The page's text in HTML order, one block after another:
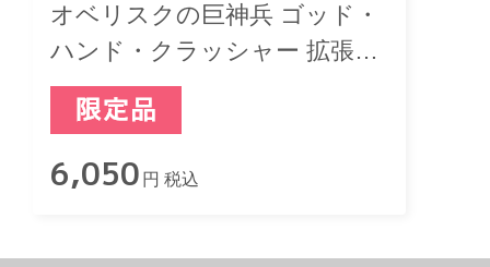
オベリスクの巨神兵 ゴッド・
ハンド・クラッシャー 拡張パ
ーツセット
6,050 円 税込